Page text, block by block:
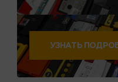
УЗНАТЬ